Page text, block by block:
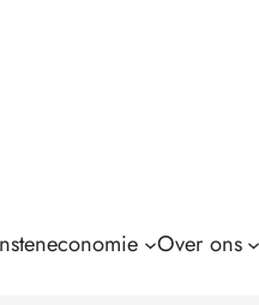
Over ons